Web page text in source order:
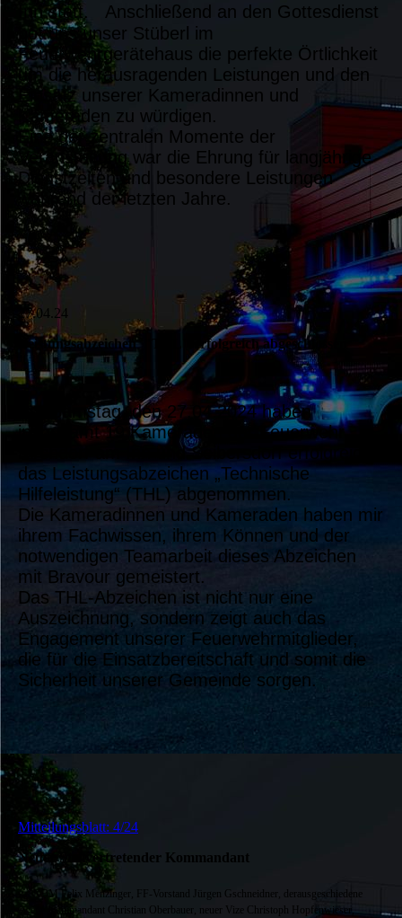
Inn statt. Anschließend an den Gottesdienst
bot uns unser Stüberl im
Feuerwehrgerätehaus die perfekte Örtlichkeit
um die herausragenden Leistungen und den
Einsatz unserer Kameradinnen und
Kameraden zu würdigen.
Eine der zentralen Momente der
Veranstaltung war die Ehrung für langjährige
Dienstzeiten und besondere Leistungen
während der letzten Jahre.
27.04.24
Leistungsabzeichen "THL" erfolgreich abgeschlossen
Am Samstag, den 27.04.2024 haben
insgesamt 19 Kameraden der Feuerwehr
Kirchdorf am Inn und Seibersdorf erfolgreich
das Leistungsabzeichen „Technische
Hilfeleistung“ (THL) abgenommen.
Die Kameradinnen und Kameraden haben mir
ihrem Fachwissen, ihrem Können und der
notwendigen Teamarbeit dieses Abzeichen
mit Bravour gemeistert.
Das THL-Abzeichen ist nicht nur eine
Auszeichnung, sondern zeigt auch das
Engagement unserer Feuerwehrmitglieder,
die für die Einsatzbereitschaft und somit die
Sicherheit unserer Gemeinde sorgen.
Mitteilungsblatt: 4/24
Neuer Stellvertretender Kommandant
v.r. KBM Felix Menzinger, FF-Vorstand Jürgen Gschneidner, der ausgeschiedene
zweite Kommandant Christian Oberbauer, neuer Vize Christoph Hopfenwieser,